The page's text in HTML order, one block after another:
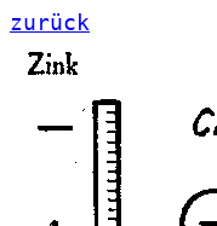
zurück